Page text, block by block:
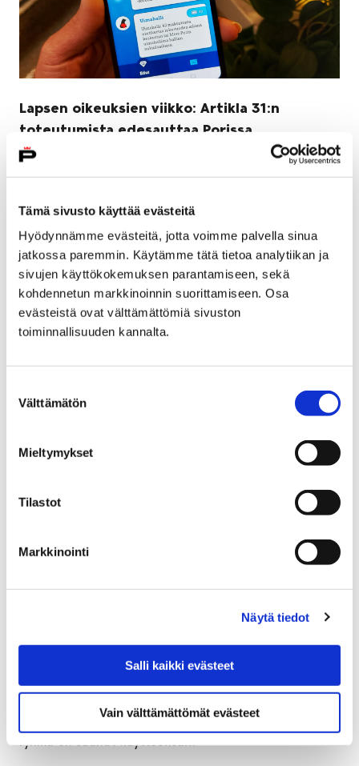
Tämä sivusto käyttää evästeitä
Hyödynnämme evästeitä, jotta voimme palvella sinua
jatkossa paremmin. Käytämme tätä tietoa analytiikan ja
sivujen käyttökokemuksen parantamiseen, sekä
kohdennetun markkinoinnin suorittamiseen. Osa
evästeistä ovat välttämättömiä sivuston
toiminnallisuuden kannalta.
valinta
Välttämätön
Mieltymykset
Tilastot
Markkinointi
Näytä tiedot
Salli kaikki evästeet
Vain välttämättömät evästeet
Lapsen oikeuksien viikko: Artikla 31:n
toteutumista edesauttaa Porissa
nuorisopassi ja juhlistaa Nuori Pori Harrastaa
-tapahtuma
18 marraskuun, 2021
Lapsen oikeuksien sopimuksen 31. artikla toteaa, että
jokaisella lapsella on oikeus vapaa-aikaan sekä ikänsä
mukaiseen virkistystoimintaan – käytännössä
harrastamiseen. Lapseksi…
Lapsen oikeuksien viikko: Reilun kaupan
palloilla pelaaminen tuntuu reilummalta
17 marraskuun, 2021
Porin suomalaisen yhteislyseon koulun (PSYL)
askel tömisee. Kasiluokkalaisten valinnaisen liikunnan
ryhmä on saanut käyttöönsä…